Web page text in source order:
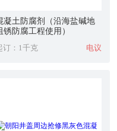
凝土防腐剂（沿海盐碱地
锈防腐工程使用）
订：1千克 电议